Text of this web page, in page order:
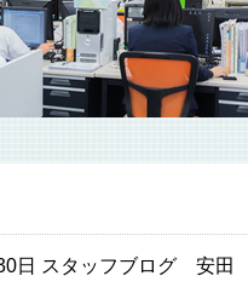
日 スタッフブログ 安